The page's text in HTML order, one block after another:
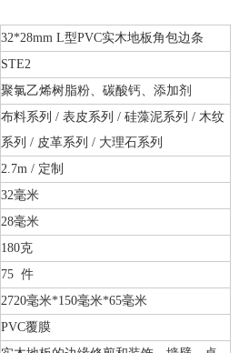
32*28mm L型PVC实木地板角包边条
STE2
聚氯乙烯树脂粉、碳酸钙、添加剂
布料系列 / 表皮系列 / 硅藻泥系列 / 木纹
系列 / 皮革系列 / 大理石系列
2.7m / 定制
32毫米
28毫米
180克
75 件
2720毫米*150毫米*65毫米
PVC覆膜